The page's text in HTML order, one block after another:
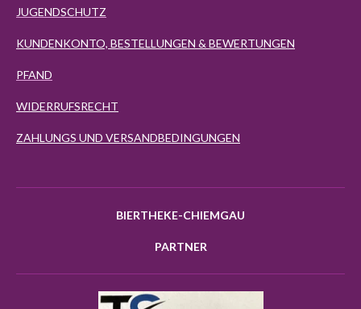
JUGENDSCHUTZ
KUNDENKONTO, BESTELLUNGEN & BEWERTUNGEN
PFAND
WIDERRUFSRECHT
ZAHLUNGS UND VERSANDBEDINGUNGEN
BIERTHEKE-CHIEMGAU
PARTNER